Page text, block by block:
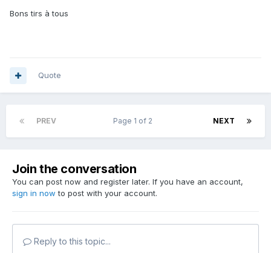
Bons tirs à tous
Quote
PREV NEXT
Page 1 of 2
Join the conversation
You can post now and register later. If you have an account,
sign in now to post with your account.
Reply to this topic...